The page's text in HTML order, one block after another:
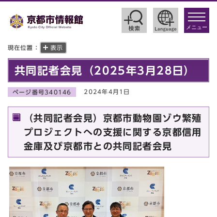
toggle
メニュー
現在位置： 表示
共同記者会見（2025年3月28日）
ページ番号340146 2024年4月1日
（共同記者会見）京都市動物園ゾウ繁殖
プロジェクトへの支援に関する京都信用
金庫及び京都市との共同記者会見